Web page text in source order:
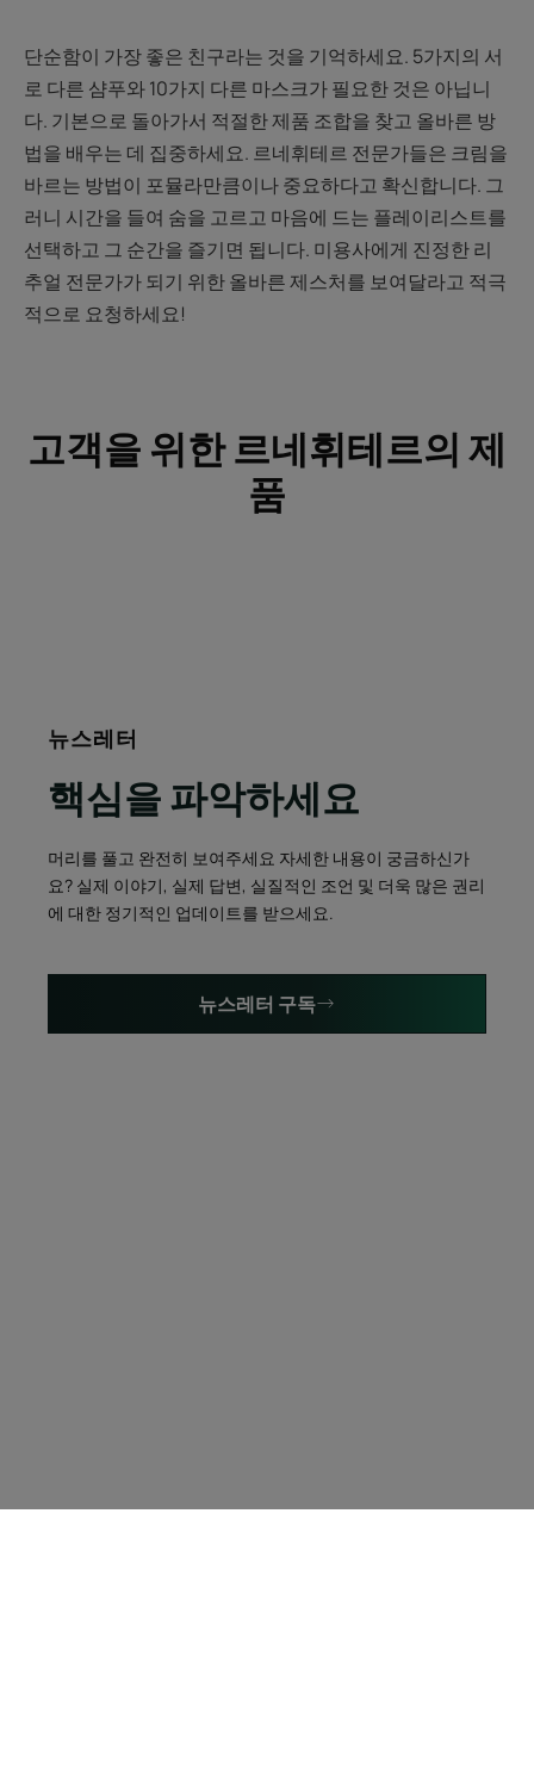
단순함이 가장 좋은 친구라는 것을 기억하세요. 5가지의 서
로 다른 샴푸와 10가지 다른 마스크가 필요한 것은 아닙니
다. 기본으로 돌아가서 적절한 제품 조합을 찾고 올바른 방
법을 배우는 데 집중하세요. 르네휘테르 전문가들은 크림을
바르는 방법이 포뮬라만큼이나 중요하다고 확신합니다. 그
러니 시간을 들여 숨을 고르고 마음에 드는 플레이리스트를
선택하고 그 순간을 즐기면 됩니다. 미용사에게 진정한 리
추얼 전문가가 되기 위한 올바른 제스처를 보여달라고 적극
적으로 요청하세요!
고객을 위한 르네휘테르의 제
품
뉴스레터
핵심을 파악하세요
머리를 풀고 완전히 보여주세요 자세한 내용이 궁금하신가
요? 실제 이야기, 실제 답변, 실질적인 조언 및 더욱 많은 권리
에 대한 정기적인 업데이트를 받으세요.
뉴스레터 구독